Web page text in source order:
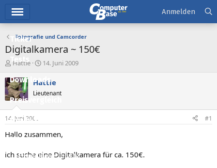
Ticker
Tests
Downloads
Preisvergleich
Forum
Aktuelles
Empfohlene Inhalte
Anmelden
Fotografie und Camcorder
Digitalkamera ~ 150€
E
s
t
e
e
r
Hattie
E
s
e
t
a
14. Juni 2009
Hattie
Lieutenant
14. Juni 2009 #1
Hallo zusammen,
ich suche eine Digitalkamera für ca. 150€.